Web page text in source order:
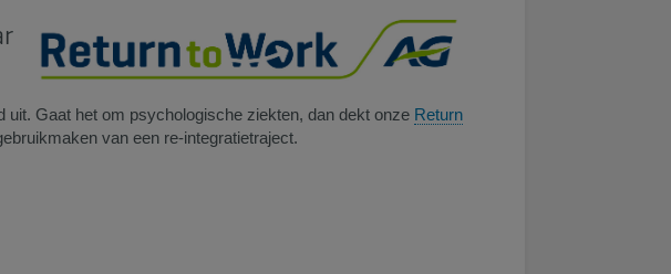
Gaat het om psychologische ziekten, dan dekt onze Return
van een re-integratietraject.